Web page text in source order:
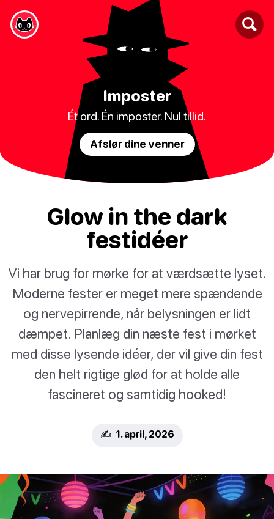
Imposter
Ét ord. Én imposter. Nul tillid.
Afslør dine venner
Glow in the dark
festidéer
Vi har brug for mørke for at værdsætte lyset.
Moderne fester er meget mere spændende
og nervepirrende, når belysningen er lidt
dæmpet. Planlæg din næste fest i mørket
med disse lysende idéer, der vil give din fest
den helt rigtige glød for at holde alle
fascineret og samtidig hooked!
✍️ 1. april, 2026